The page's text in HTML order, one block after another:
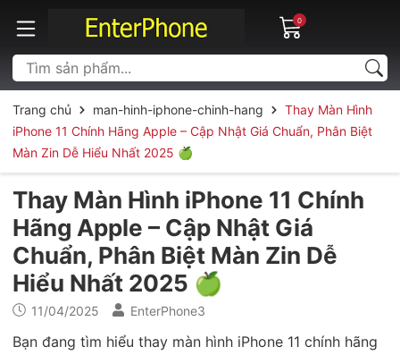
0
Trang chủ man-hinh-iphone-chinh-hang
Thay Màn Hình
iPhone 11 Chính Hãng Apple – Cập Nhật Giá Chuẩn, Phân Biệt
Màn Zin Dễ Hiểu Nhất 2025 🍏
Thay Màn Hình iPhone 11 Chính
Hãng Apple – Cập Nhật Giá
Chuẩn, Phân Biệt Màn Zin Dễ
Hiểu Nhất 2025 🍏
11/04/2025 EnterPhone3
Bạn đang tìm hiểu thay màn hình iPhone 11 chính hãng